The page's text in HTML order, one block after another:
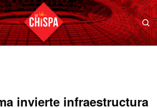
invierte infraestructura